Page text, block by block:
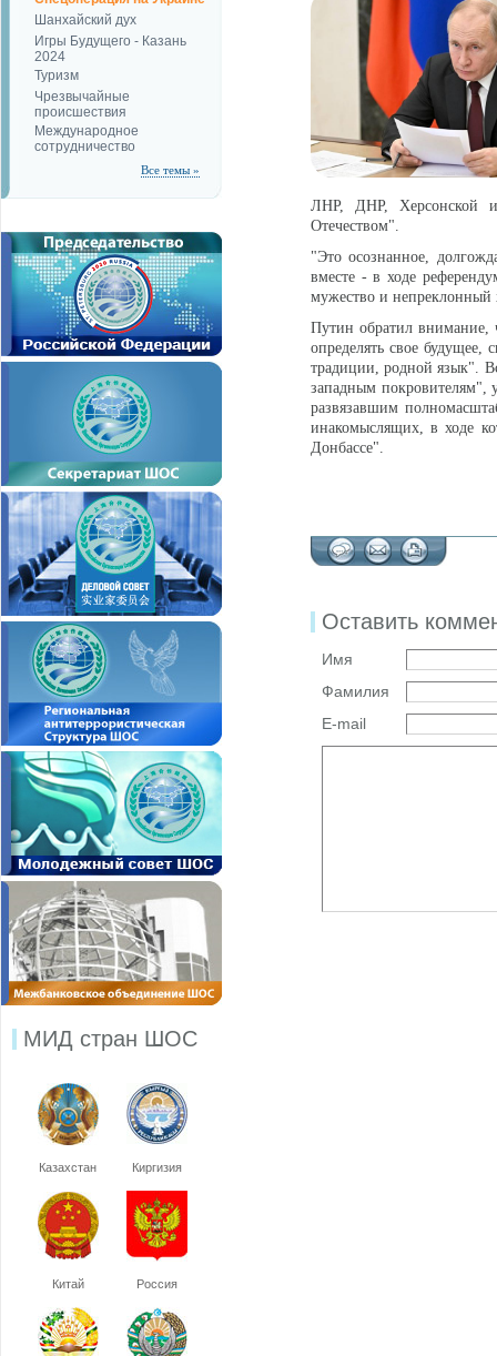
Шанхайский дух
Игры Будущего - Казань
2024
Туризм
Чрезвычайные
происшествия
Международное
сотрудничество
Все темы »
МИД стран ШОС
Казахстан Киргизия
Китай Россия
ЛНР, ДНР, Херсонской и
Отечеством".
"Это осознанное,
вместе - в ходе
мужество и непреклонный
Путин обратил внимание,
определять свое будущее,
традиции, родной язык".
западным покровителям",
развязавшим
инакомыслящих, в ходе
Донбассе".
Оставить
Имя
Фамилия
E-mail